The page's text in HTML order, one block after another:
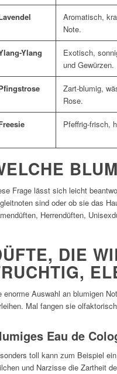
Aromatisch,
Note.
Ylang
Exotisch,
und Gewürzen.
Zart-blumig,
Rose.
Pfeffrig-frisch,
Frage lässt sich leicht
sind oder ob sie das
Herrendüften,
DIE
enorme Auswahl an blumigen
Mal fangen sie
Eau de
toll kann zum Beispiel
und Narzisse die Zartheit